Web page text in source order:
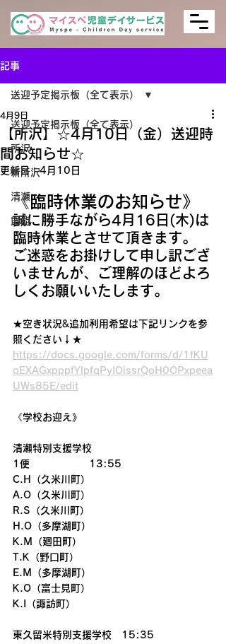
記事
送迎予定掲示板（全て表示）
所沢
新所沢
清瀬
飯能
送迎予定掲示板（全て表示）
【所沢】☆4月10日（金）送迎時
間お知らせ☆
4月9日
更新日：4月10日
《臨時休業のお知らせ》
誠に勝手ながら4月16日(木)は
臨時休業とさせて頂きます。
ご迷惑をお掛けして申し訳ござ
いませんが、ご理解のほどよろ
しくお願いいたします。
★空き状況&追加利用希望は下記リンクを参
照ください↓★
https://docs.google.com/forms/d/1fKU
qEXAGxpppfYlpfqPyIOissrQoH0OPxpeea
UWs85E/edit
《学校お迎え》
清瀬特別支援学校
1便　　　　　　13:55
C.H（久米川町）
A.O（久米川町）
R.S（久米川町）
H.O（多摩湖町）
K.M（廻田町）
T.K（野口町）
E.M（多摩湖町）
K.O（富士見町）
K.I（諏訪町）
東久留米特別支援学校　15:35